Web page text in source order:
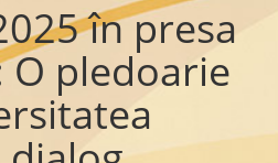
în presa
O pledoarie